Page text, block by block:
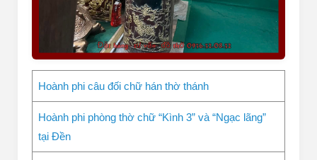
Hoành phi câu đối chữ hán thờ thánh
Hoành phi phòng thờ chữ “Kình 3” và “Ngạc lãng”
tại Đền